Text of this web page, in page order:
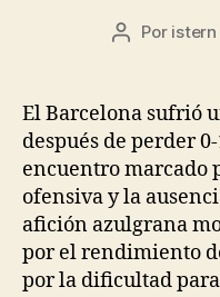
Autor
entrada
Por istern
El Barcelona sufrió
después de perder
encuentro marcado
ofensiva y la
afición azulgrana
por el rendimiento
por la dificultad